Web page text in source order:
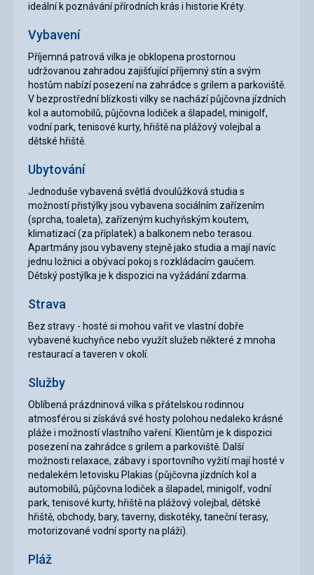
ideální k poznávání přírodních krás i historie Kréty.
Vybavení
Příjemná patrová vilka je obklopena prostornou
udržovanou zahradou zajišťující příjemný stín a svým
hostům nabízí posezení na zahrádce s grilem a parkoviště.
V bezprostřední blízkosti vilky se nachází půjčovna jízdních
kol a automobilů, půjčovna lodiček a šlapadel, minigolf,
vodní park, tenisové kurty, hřiště na plážový volejbal a
dětské hřiště.
Ubytování
Jednoduše vybavená světlá dvoulůžková studia s
možností přistýlky jsou vybavena sociálním zařízením
(sprcha, toaleta), zařízeným kuchyňským koutem,
klimatizací (za příplatek) a balkonem nebo terasou.
Apartmány jsou vybaveny stejně jako studia a mají navíc
jednu ložnici a obývací pokoj s rozkládacím gaučem.
Dětský postýlka je k dispozici na vyžádání zdarma.
Strava
Bez stravy - hosté si mohou vařit ve vlastní dobře
vybavené kuchyňce nebo využít služeb některé z mnoha
restaurací a taveren v okolí.
Služby
Oblíbená prázdninová vilka s přátelskou rodinnou
atmosférou si získává své hosty polohou nedaleko krásné
pláže i možností vlastního vaření. Klientům je k dispozici
posezení na zahrádce s grilem a parkoviště. Další
možnosti relaxace, zábavy i sportovního vyžití mají hosté v
nedalekém letovisku Plakias (půjčovna jízdních kol a
automobilů, půjčovna lodiček a šlapadel, minigolf, vodní
park, tenisové kurty, hřiště na plážový volejbal, dětské
hřiště, obchody, bary, taverny, diskotéky, taneční terasy,
motorizované vodní sporty na pláži).
Pláž